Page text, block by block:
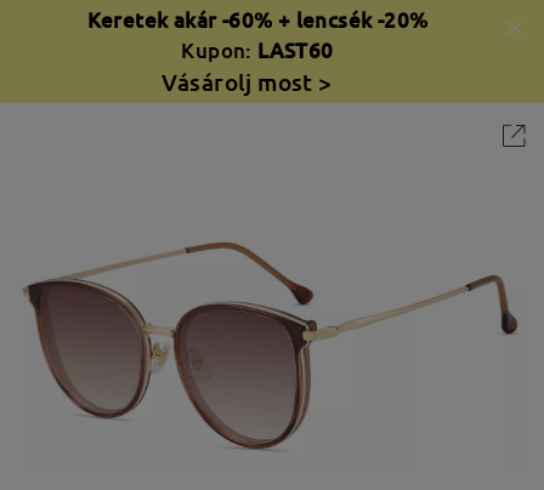
Keretek akár -60% + lencsék -20%
Kupon: LAST60
Vásárolj most >